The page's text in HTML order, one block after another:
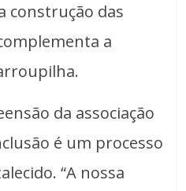
construção das
a
da associação
é um processo
“A nossa